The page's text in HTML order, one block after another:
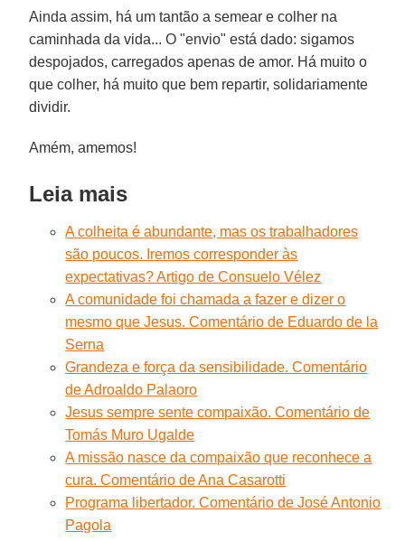
Ainda assim, há um tantão a semear e colher na
caminhada da vida... O "envio" está dado: sigamos
despojados, carregados apenas de amor. Há muito o
que colher, há muito que bem repartir, solidariamente
dividir.
Amém, amemos!
Leia mais
A colheita é abundante, mas os trabalhadores
são poucos. Iremos corresponder às
expectativas? Artigo de Consuelo Vélez
A comunidade foi chamada a fazer e dizer o
mesmo que Jesus. Comentário de Eduardo de la
Serna
Grandeza e força da sensibilidade. Comentário
de Adroaldo Palaoro
Jesus sempre sente compaixão. Comentário de
Tomás Muro Ugalde
A missão nasce da compaixão que reconhece a
cura. Comentário de Ana Casarotti
Programa libertador. Comentário de José Antonio
Pagola